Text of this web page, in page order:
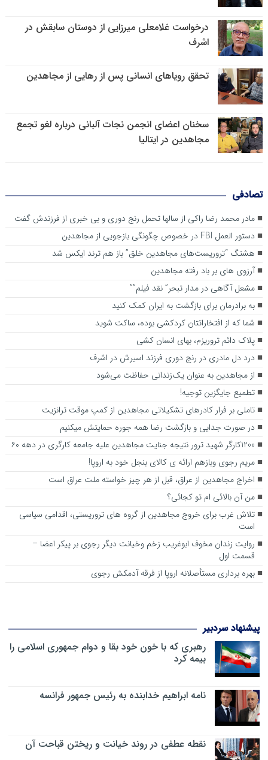
درخواست غلامعلی میرزایی از دوستان سابقش در
اشرف
تحقق رویاهای انسانی پس از رهایی از مجاهدین
سخنان اعضای انجمن نجات آلبانی درباره لغو تجمع
مجاهدین در ایتالیا
تصادفی
مادر محمد رضا راکی از سالها تحمل رنج دوری و بی خبری از فرزندش گفت
دستور العمل FBI در خصوص چگونگی بازجویی از مجاهدین
هشتگ “تروریست‌های مجاهدین خلق” باز هم ترند ایکس شد
آرزوی های بر باد رفته مجاهدین
مشعل آگاهی در مدار تبحر” نقد فیلم””
به برادرمان برای بازگشت به ایران کمک کنید
شما که از افتخاراتتان کردکشی بوده، ساکت شوید
پلاک دائم تروریزم، بهای انسان ‎کشی
درد دل مادری در رنج دوری فرزند اسیرش در اشرف
از مجاهدین به عنوان یک‌زندانی حفاظت می‌شود
تطمیع جایگزین توجیه!
تاملی بر فرار کادرهای تشکیلاتی مجاهدین از کمپ موقت ترانزیت
در صورت جدایی و بازگشت رضا همه جوره حمایتش میکنیم
1200کارگر شهید ترور نتیجه جنایت مجاهدین علیه جامعه کارگری در دهه ۶۰
مریم رجوی وبازهم ارائه ی کالای بنجل خود به اروپا!
اخراج مجاهدین از عراق، قبل از هر چيز خواسته ملت عراق است
من آن بالائی ام تو کجائی؟
تلاش غرب برای خروج مجاهدین از گروه های تروریستی، اقدامی سیاسی
است
روایت زندان مخوف ابوغریب زخم وخیانت دیگر رجوی بر پیکر اعضا –
قسمت اول
بهره برداری مستأصلانه اروپا از فرقه آدمکش رجوی
پیشنهاد سردبیر
رهبری که با خون خود بقا و دوام جمهوری اسلامی را
بیمه کرد
نامه ابراهیم خدابنده به رئیس جمهور فرانسه
نقطه عطفی در روند خیانت و ریختن قباحت آن